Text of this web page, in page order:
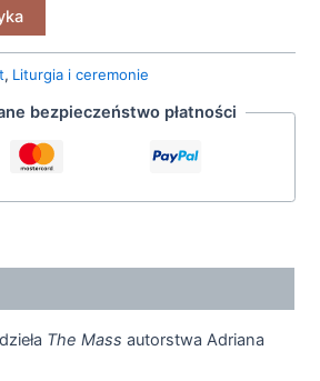
, Liturgia i ceremonie
bezpieczeństwo płatności
The Mass autorstwa Adriana